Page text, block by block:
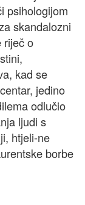
psihologijom
skandalozni
riječ o
kad se
jedino
odlučio
ljudi s
htjeli-ne
borbe